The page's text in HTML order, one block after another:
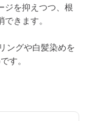
ジを抑えつつ、根
きます。
ングや白髪染めを
す。